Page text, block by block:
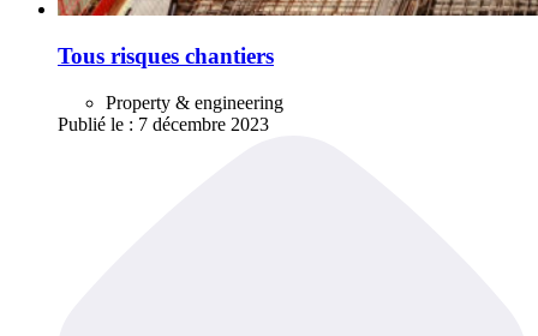
Tous risques chantiers
Property & engineering
Publié le : 7 décembre 2023